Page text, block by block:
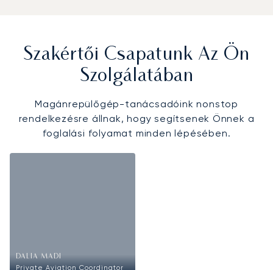
Szakértői Csapatunk Az Ön
Szolgálatában
Magánrepülőgép-tanácsadóink nonstop
rendelkezésre állnak, hogy segítsenek Önnek a
foglalási folyamat minden lépésében.
DALIA MADI
Private Aviation Coordinator